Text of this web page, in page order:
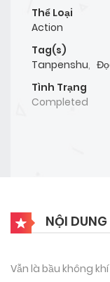
Thể Loại
Action
Tag(s)
Tanpenshu,
Tình Trạng
Completed
NỘI
Vẫn là bầu không